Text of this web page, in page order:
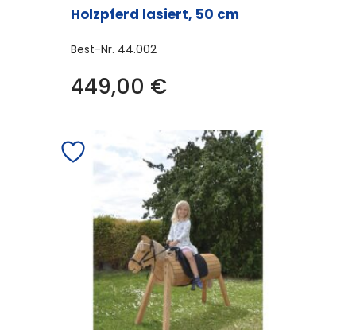
Holzpferd lasiert, 50 cm
Best-Nr. 44.002
449,00 €